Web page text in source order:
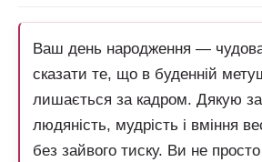
Ваш день народження —
сказати те, що в буденній
лишається за кадром. Дякую
людяність, мудрість і вміння
без зайвого тиску. Ви не